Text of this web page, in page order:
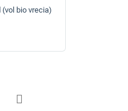
(vol bio vrecia)